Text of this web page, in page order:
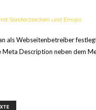
als Webseitenbetreiber
Description neben dem